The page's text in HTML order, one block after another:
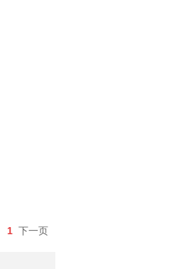
1 下一页